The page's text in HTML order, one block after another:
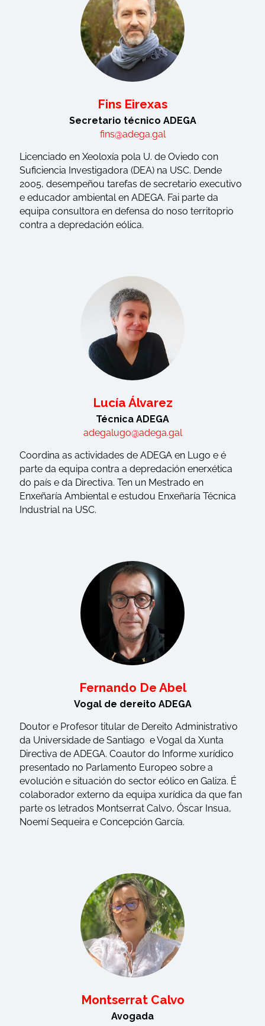
Fins Eirexas
Secretario técnico ADEGA
fins@adega.gal
Licenciado en Xeoloxía pola U. de Oviedo con
Suficiencia Investigadora (DEA) na USC. Dende
2005, desempeñou tarefas de secretario executivo
e educador ambiental en ADEGA. Fai parte da
equipa consultora en defensa do noso territoprio
contra a depredación eólica.
Lucía Álvarez
Técnica ADEGA
adegalugo@adega.gal
Coordina as actividades de ADEGA en Lugo e é
parte da equipa contra a depredación enerxética
do país e da Directiva. Ten un Mestrado en
Enxeñaría Ambiental e estudou Enxeñaría Técnica
Industrial na USC.
Fernando De Abel
Vogal de dereito ADEGA
Doutor e Profesor titular de Dereito Administrativo
da Universidade de Santiago e Vogal da Xunta
Directiva de ADEGA. Coautor do Informe xurídico
presentado no Parlamento Europeo sobre a
evolución e situación do sector eólico en Galiza. É
colaborador externo da equipa xurídica da que fan
parte os letrados Montserrat Calvo, Óscar Insua,
Noemí Sequeira e Concepción García.
Montserrat Calvo
Avogada